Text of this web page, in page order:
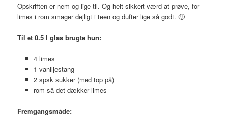
Opskriften er nem og lige til. Og helt sikkert værd at prøve, for
limes i rom smager dejligt i teen og dufter lige så godt. 🙂
Til et 0.5 l glas brugte hun:
4 limes
1 vaniljestang
2 spsk sukker (med top på)
rom så det dækker limes
Fremgangsmåde: